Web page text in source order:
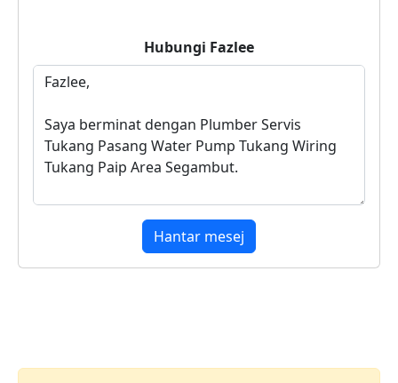
Hubungi Fazlee
Hantar mesej